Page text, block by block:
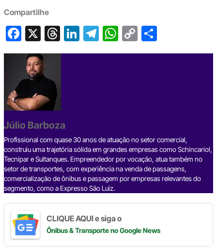
Compartilhe
F
a
c
e
b
o
o
k
X T
hr
s
Li
n
T
el
W
h
C
o
S
h
Júlio Barboza
Profissional com quase 30 anos de atuação no setor comercial,
construiu uma trajetória sólida em grandes empresas como Schincariol,
Tecnipar e Sultanques. Empreendedor por vocação, atua também no
setor de transportes, com experiência na venda de passagens,
comercialização de ônibus e passagem por empresas relevantes do
segmento, como a Expresso São Luiz.
CLIQUE AQUI e siga o
Ônibus & Transporteno Google News